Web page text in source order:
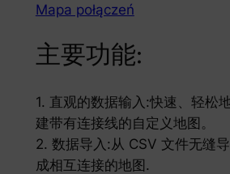
Mapa połączeń
主要功能:
1. 直观的数据输入:快速、轻松
建带有连接线的自定义地图。
2. 数据导入:从 CSV 文件无缝
成相互连接的地图.